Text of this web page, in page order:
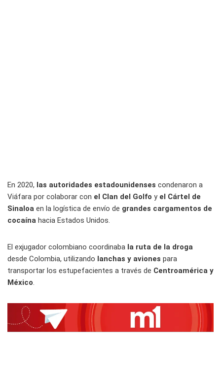
En 2020, las autoridades estadounidenses condenaron a
Viáfara por colaborar con el Clan del Golfo y el Cártel de
Sinaloa en la logística de envío de grandes cargamentos de
cocaína hacia Estados Unidos.
El exjugador colombiano coordinaba la ruta de la droga
desde Colombia, utilizando lanchas y aviones para
transportar los estupefacientes a través de Centroamérica y
México.